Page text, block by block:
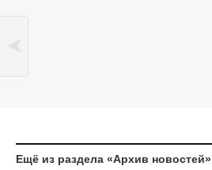
Ещё из раздела «Архив новостей»